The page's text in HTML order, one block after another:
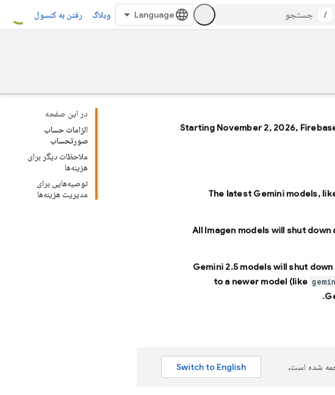
/ وبلاگ رفتن به کنسول
در این صفحه
الزامات حساب
صورتحساب
ملاحظات دیگر برای
هزینه‌ها
توصیه‌هایی برای
مدیریت هزینه‌ها
Starting November 2, 2026,
The latest Gemini models,
All Imagen models will shut down
Gemini 2.5 models will shut down
to a newer model (like
شده است.